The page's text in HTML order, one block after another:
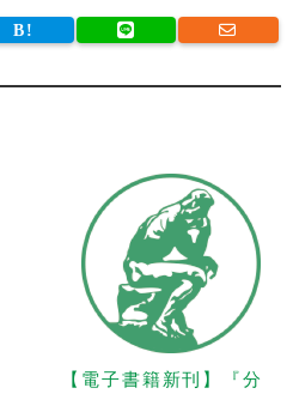
【電子書籍新刊】『分